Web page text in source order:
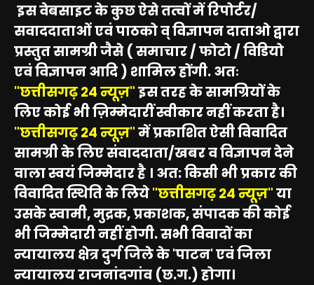
इस वेबसाइट के कुछ ऐसे तत्वों में रिपोर्टर/
सवाददाताओं एवं पाठको व् विज्ञापन दाताओ द्वारा
प्रस्तुत सामग्री जैसे ( समाचार / फोटो / विडियो
एवं विज्ञापन आदि ) शामिल होंगी. अतः
"छत्तीसगढ़ 24 न्यूज़"इस तरह के सामग्रियों के
लिए कोई भी ज़िम्मेदारीं स्वीकार नहीं करता है।
"छत्तीसगढ़ 24 न्यूज़"में प्रकाशित ऐसी विवादित
सामग्री के लिए संवाददाता/खबर व विज्ञापन देने
वाला स्वयं जिम्मेदार है । अत: किसी भी प्रकार की
विवादित स्थिति के लिये"छत्तीसगढ़ 24 न्यूज़"या
उसके स्वामी, मुद्रक, प्रकाशक, संपादक की कोई
भी जिम्मेदारी नहीं होगी. सभी विवादों का
न्यायालय क्षेत्र दुर्ग जिले के 'पाटन' एवं जिला
न्यायालय राजनांदगांव (छ.ग.) होगा।